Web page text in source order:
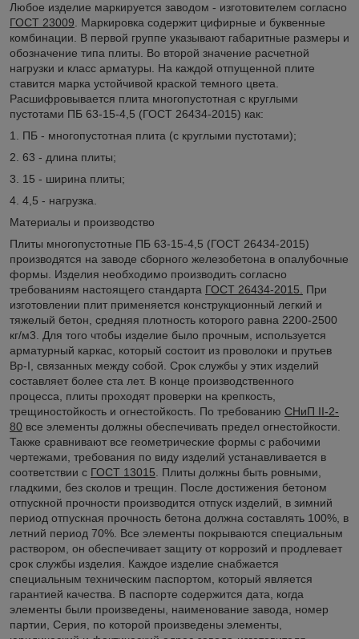
Любое изделие маркируется заводом - изготовителем согласно
ГОСТ 23009. Маркировка содержит цифирные и буквенные
комбинации. В первой группе указывают габаритные размеры и
обозначение типа плиты. Во второй значение расчетной
нагрузки и класс арматуры. На каждой отпущенной плите
ставится марка устойчивой краской темного цвета.
Расшифровывается плита многопустотная с круглыми
пустотами ПБ 63-15-4,5 (ГОСТ 26434-2015) как:
1. ПБ - многопустотная плита (с круглыми пустотами);
2. 63 - длина плиты;
3. 15 - ширина плиты;
4. 4,5 - нагрузка.
Материалы и производство
Плиты многопустотные ПБ 63-15-4,5 (ГОСТ 26434-2015)
производятся на заводе сборного железобетона в опалубочные
формы. Изделия необходимо производить согласно
требованиям настоящего стандарта ГОСТ 26434-2015. При
изготовлении плит применяется конструкционный легкий и
тяжелый бетон, средняя плотность которого равна 2200-2500
кг/м3. Для того чтобы изделие было прочным, используется
арматурный каркас, который состоит из проволоки и прутьев
Вр-I, связанных между собой. Срок службы у этих изделий
составляет более ста лет. В конце производственного
процесса, плиты проходят проверки на крепкость,
трещиностойкость и огнестойкость. По требованию СНиП II-2-
80 все элементы должны обеспечивать предел огнестойкости.
Также сравнивают все геометрические формы с рабочими
чертежами, требования по виду изделий устанавливается в
соответствии с ГОСТ 13015. Плиты должны быть ровными,
гладкими, без сколов и трещин. После достижения бетоном
отпускной прочности производится отпуск изделий, в зимний
период отпускная прочность бетона должна составлять 100%, в
летний период 70%. Все элементы покрываются специальным
раствором, он обеспечивает защиту от коррозий и продлевает
срок службы изделия. Каждое изделие снабжается
специальным техническим паспортом, который является
гарантией качества. В паспорте содержится дата, когда
элементы были произведены, наименование завода, номер
партии, Серия, по которой произведены элементы,